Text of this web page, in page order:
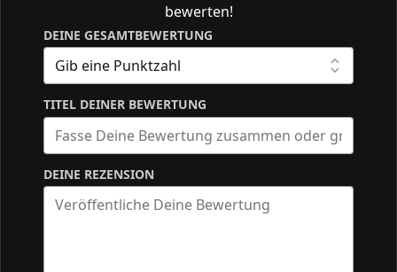
bewerten!
DEINE GESAMTBEWERTUNG
TITEL DEINER BEWERTUNG
DEINE REZENSION